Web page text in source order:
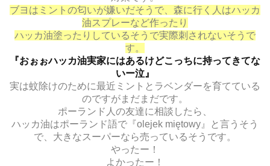
ブヨはミントの匂いが嫌いだそうで、森に行く人はハッカ
油スプレーなど作ったり
ハッカ油塗ったりしているそうで実際刺されないそうで
す。
『おぉぉハッカ油実家にはあるけどこっちに持ってきてな
いー泣』
実は蚊除けのために最近ミントとラベンダーを育てている
のですがまだまだです。
ポーランド人の友達に相談したら、
ハッカ油はポーランド語で『olejek miętowy』と言うそう
で、大きなスーパーなら売っているそうです。
やったー！
よかったー！